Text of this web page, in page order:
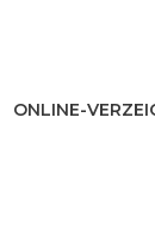
ONLINE-